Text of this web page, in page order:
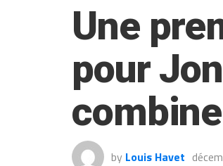
Une
pour
by Louis Havet